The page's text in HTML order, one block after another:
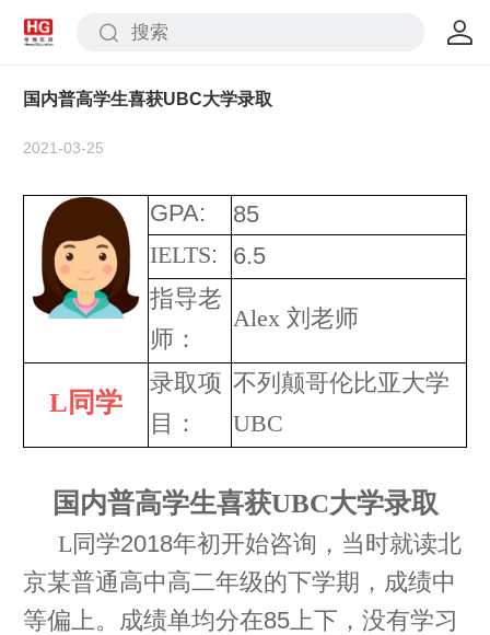
国内普高学生喜获UBC大学录取
2021-03-25
GPA:
85
IELTS:
6.5
指导老
师：
Alex 刘老师
L 同学
录取项
目：
不列颠哥伦比亚大学
UBC
国内普高学生喜获UBC大学录取
L同学2018年初开始咨询，当时就读北
京某普通高中高二年级的下学期，成绩中
等偏上。成绩单均分在85上下，没有学习